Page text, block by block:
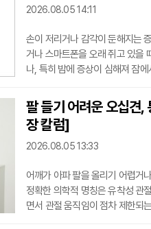
2026.08.05 14:11
손이 저리거나 감각이 둔해지는
거나 스마트폰을 오래 쥐고 있을
나, 특히 밤에 증상이 심해져 잠
하는 질환이다. 정중신경은 엄지
신경이 눌리면 손가락 저림, 화
나 주무
팔 들기 어려운 오십견,
장 칼럼]
2026.08.05 13:33
어깨가 아파 팔을 올리기 어렵거
정확한 의학적 명칭은 유착성 관
면서 관절 움직임이 점차 제한되